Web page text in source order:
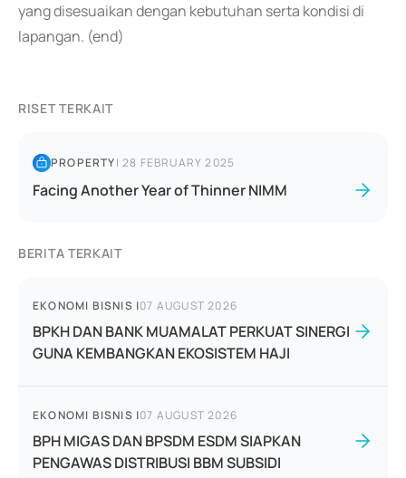
yang disesuaikan dengan kebutuhan serta kondisi di
lapangan. (end)
RISET TERKAIT
PROPERTY|28 FEBRUARY 2025
Facing Another Year of Thinner NIMM
BERITA TERKAIT
EKONOMI BISNIS |07 AUGUST 2026
BPKH DAN BANK MUAMALAT PERKUAT SINERGI
GUNA KEMBANGKAN EKOSISTEM HAJI
EKONOMI BISNIS |07 AUGUST 2026
BPH MIGAS DAN BPSDM ESDM SIAPKAN
PENGAWAS DISTRIBUSI BBM SUBSIDI